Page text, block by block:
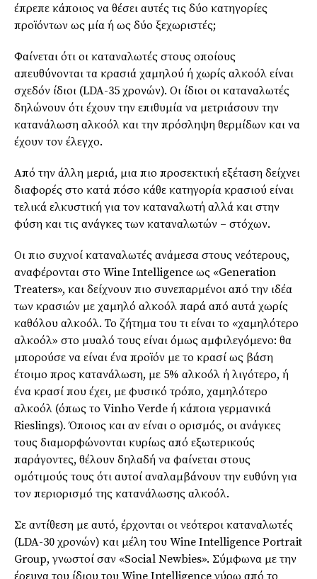
έπρεπε κάποιος να θέσει αυτές τις δύο κατηγορίες
προϊόντων ως μία ή ως δύο ξεχωριστές;
Φαίνεται ότι οι καταναλωτές στους οποίους
απευθύνονται τα κρασιά χαμηλού ή χωρίς αλκοόλ είναι
σχεδόν ίδιοι (LDA-35 χρονών). Οι ίδιοι οι καταναλωτές
δηλώνουν ότι έχουν την επιθυμία να μετριάσουν την
κατανάλωση αλκοόλ και την πρόσληψη θερμίδων και να
έχουν τον έλεγχο.
Από την άλλη μεριά, μια πιο προσεκτική εξέταση δείχνει
διαφορές στο κατά πόσο κάθε κατηγορία κρασιού είναι
τελικά ελκυστική για τον καταναλωτή αλλά και στην
φύση και τις ανάγκες των καταναλωτών – στόχων.
Οι πιο συχνοί καταναλωτές ανάμεσα στους νεότερους,
αναφέρονται στο Wine Intelligence ως «Generation
Treaters», και δείχνουν πιο συνεπαρμένοι από την ιδέα
των κρασιών με χαμηλό αλκοόλ παρά από αυτά χωρίς
καθόλου αλκοόλ. Το ζήτημα του τι είναι το «χαμηλότερο
αλκοόλ» στο μυαλό τους είναι όμως αμφιλεγόμενο: θα
μπορούσε να είναι ένα προϊόν με το κρασί ως βάση
έτοιμο προς κατανάλωση, με 5% αλκοόλ ή λιγότερο, ή
ένα κρασί που έχει, με φυσικό τρόπο, χαμηλότερο
αλκοόλ (όπως το Vinho Verde ή κάποια γερμανικά
Rieslings). Όποιος και αν είναι ο ορισμός, οι ανάγκες
τους διαμορφώνονται κυρίως από εξωτερικούς
παράγοντες, θέλουν δηλαδή να φαίνεται στους
ομότιμούς τους ότι αυτοί αναλαμβάνουν την ευθύνη για
τον περιορισμό της κατανάλωσης αλκοόλ.
Σε αντίθεση με αυτό, έρχονται οι νεότεροι καταναλωτές
(LDA-30 χρονών) και μέλη του Wine Intelligence Portrait
Group, γνωστοί σαν «Social Newbies». Σύμφωνα με την